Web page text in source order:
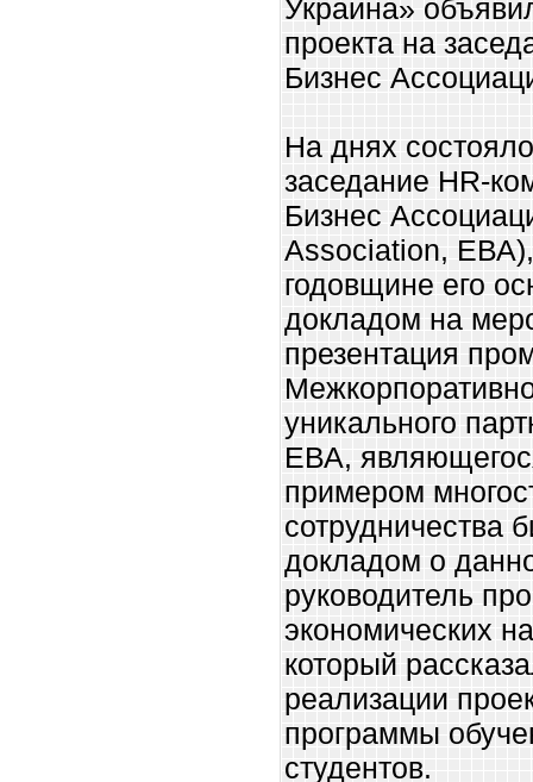
Украина»
проекта на
Бизнес
На днях
заседание HR-
Бизнес
Association,
годовщине его
докладом на
презентация
уникального
ЕВА,
примером
сотрудничества
докладом о
руководитель
экономических
который
реализации
программы
студентов.